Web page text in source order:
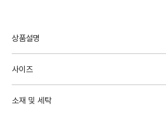
상품설명
사이즈
소재 및 세탁